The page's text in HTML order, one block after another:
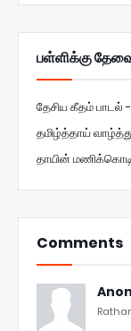
பள்ளிக்கு
தேசிய கீதம் பாடல்
தமிழ்த்தாய்
தாயின்
Comments